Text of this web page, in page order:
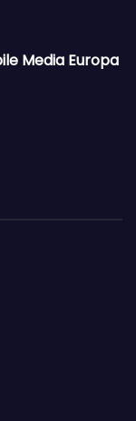
Media Europa